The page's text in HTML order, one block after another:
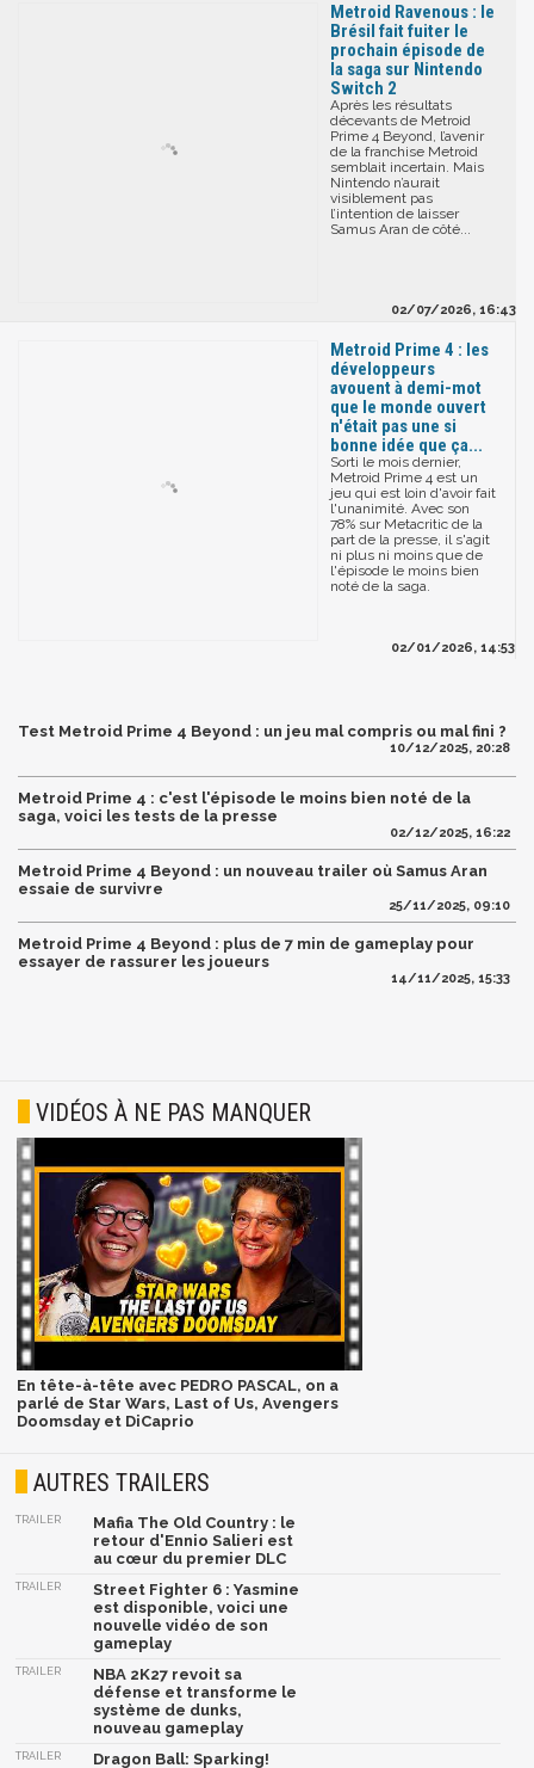
Metroid Ravenous : le
Brésil fait fuiter le
prochain épisode de
la saga sur Nintendo
Switch 2
Après les résultats
décevants de Metroid
Prime 4 Beyond, l’avenir
de la franchise Metroid
semblait incertain. Mais
Nintendo n’aurait
visiblement pas
l’intention de laisser
Samus Aran de côté...
02/07/2026, 16:43
Metroid Prime 4 : les
développeurs
avouent à demi-mot
que le monde ouvert
n'était pas une si
bonne idée que ça...
Sorti le mois dernier,
Metroid Prime 4 est un
jeu qui est loin d'avoir fait
l'unanimité. Avec son
78% sur Metacritic de la
part de la presse, il s'agit
ni plus ni moins que de
l'épisode le moins bien
noté de la saga.
02/01/2026, 14:53
Test Metroid Prime 4 Beyond : un jeu mal compris ou mal fini ?
10/12/2025, 20:28
Metroid Prime 4 : c'est l'épisode le moins bien noté de la
saga, voici les tests de la presse
02/12/2025, 16:22
Metroid Prime 4 Beyond : un nouveau trailer où Samus Aran
essaie de survivre
25/11/2025, 09:10
Metroid Prime 4 Beyond : plus de 7 min de gameplay pour
essayer de rassurer les joueurs
14/11/2025, 15:33
VIDÉOS À NE PAS MANQUER
En tête-à-tête avec PEDRO PASCAL, on a
parlé de Star Wars, Last of Us, Avengers
Doomsday et DiCaprio
AUTRES TRAILERS
TRAILER
Mafia The Old Country : le
retour d'Ennio Salieri est
au cœur du premier DLC
TRAILER
Street Fighter 6 : Yasmine
est disponible, voici une
nouvelle vidéo de son
gameplay
TRAILER
NBA 2K27 revoit sa
défense et transforme le
système de dunks,
nouveau gameplay
TRAILER Dragon Ball: Sparking!